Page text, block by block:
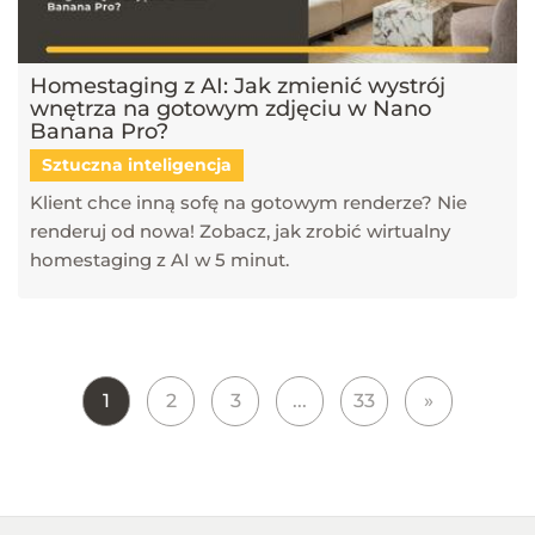
Homestaging z AI: Jak zmienić wystrój
wnętrza na gotowym zdjęciu w Nano
Banana Pro?
Sztuczna inteligencja
Klient chce inną sofę na gotowym renderze? Nie
renderuj od nowa! Zobacz, jak zrobić wirtualny
homestaging z AI w 5 minut.
1 2 3 ... 33 »